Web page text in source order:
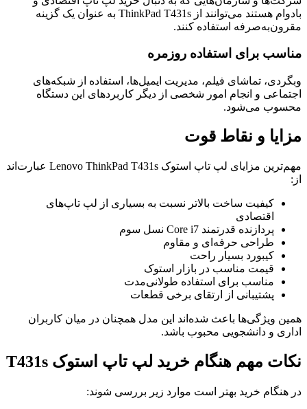
بادوام هستند می‌توانند از ThinkPad T431s به عنوان یک گزینه
مقرون‌به‌صرفه استفاده کنند.
مناسب برای استفاده روزمره
وبگردی، تماشای فیلم، مدیریت ایمیل‌ها، استفاده از شبکه‌های
اجتماعی و انجام امور شخصی از دیگر کاربردهای این دستگاه
محسوب می‌شود.
مزایا و نقاط قوت
مهم‌ترین مزایای لپ تاپ استوک Lenovo ThinkPad T431s عبارت‌اند
از:
کیفیت ساخت بالاتر نسبت به بسیاری از لپ تاپ‌های
اقتصادی
پردازنده قدرتمند Core i7 نسل سوم
طراحی حرفه‌ای و مقاوم
کیبورد بسیار راحت
قیمت مناسب در بازار استوک
مناسب برای استفاده طولانی‌مدت
پشتیبانی از ارتقای برخی قطعات
همین ویژگی‌ها باعث شده‌اند این مدل همچنان در میان کاربران
اداری و دانشجویی محبوب باشد.
نکات مهم هنگام خرید لپ تاپ استوک T431s
در هنگام خرید بهتر است موارد زیر بررسی شوند: